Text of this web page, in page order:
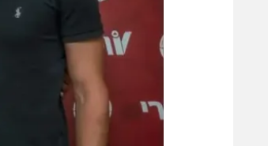
מדיניות פרטיות
תקנון פעילות ספורט 1
רשיון להקרנה פומבית לבית עסק
הצטרפות לחבילת הערוצים
לוח דרושים – ג'ובנט